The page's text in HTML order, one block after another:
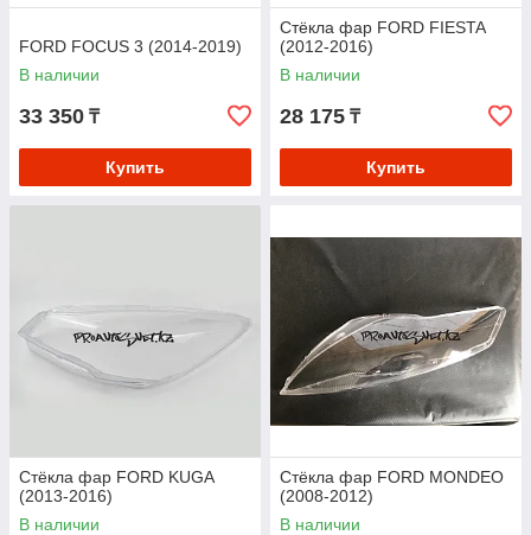
FORD FOCUS 3 (2014-2019)
В наличии
33 350 ₸
Купить
Стёкла фар FORD FIESTA
(2012-2016)
В наличии
28 175 ₸
Купить
Стёкла фар FORD KUGA
(2013-2016)
В наличии
Стёкла фар FORD MONDEO
(2008-2012)
В наличии